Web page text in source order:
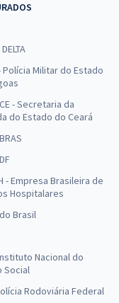
Básicos para os
20%)
Polícia Militar do Estado
- Secretaria da
do Estado do Ceará
- Empresa Brasileira de
Hospitalares
Brasil
Nacional do
Social
Rodoviária Federal